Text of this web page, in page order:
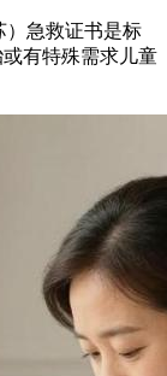
）急救证书是标
有特殊需求儿童